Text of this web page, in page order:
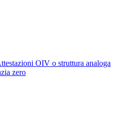
OIV o struttura analoga
zero